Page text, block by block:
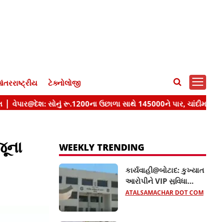
ટેક્નોલોજી
WEEKLY TRENDING
કાર્યવાહી@બોટાદ: કુખ્યાત
આરોપીને VIP સુવિધા
આપતા બે કોન્સ્ટેબલ
ATALSAMACHAR DOT COM